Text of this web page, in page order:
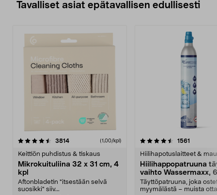
Tavalliset asiat epätavallisen edullisesti
3814arvostelut (1,00/kpl)
Keittiön puhdistus & tiskaus
Mikrokuituliina 32 x 31 cm, 4
kpl
Aftonbladetin "itsestään selvä
suosikki" siiv...
4.5viidestä
1561
Hiilihapotuslaitteet &
Hiilihappopatruuna
vaihto Wassermaxx,
Täyttöpatruuna, joka
myymälästä – muista
4.5viidestä